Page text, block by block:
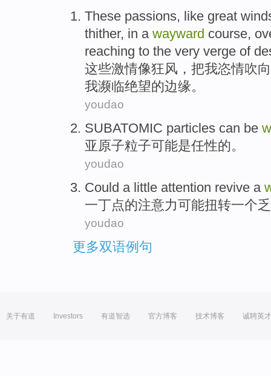
These passions, like great
thither, in a wayward course,
reaching to the very verge of
这些激情像狂风 ， 把我恣情吹
我濒临绝望的边缘。
youdao
SUBATOMIC particles can be
亚原子粒子可能是任性的。
youdao
Could a little attention revive a
一丁点的注意力可能扭转一个
youdao
更多双语例句
关于有道 Investors 有道智选 官方博客 技术博客 诚聘英才